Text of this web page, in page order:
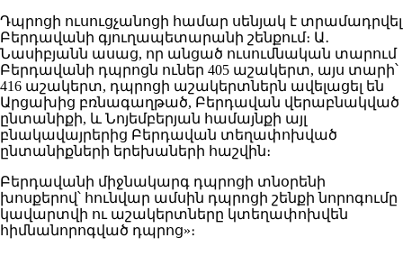
Դպրոցի ուսուցչանոցի համար սենյակ է տրամադրվել
Բերդավանի գյուղապետարանի շենքում։ Ա․
Նասիբյանն ասաց, որ անցած ուսումնական տարում
Բերդավանի դպրոցն ուներ 405 աշակերտ, այս տարի՝
416 աշակերտ, դպրոցի աշակերտներն ավելացել են
Արցախից բռնագաղթած, Բերդավան վերաբնակված
ընտանիքի, և Նոյեմբերյան համայնքի այլ
բնակավայրերից Բերդավան տեղափոխված
ընտանիքների երեխաների հաշվին։
Բերդավանի միջնակարգ դպրոցի տնօրենի
խոսքերով՝ հունվար ամսին դպրոցի շենքի նորոգումը
կավարտվի ու աշակերտները կտեղափոխվեն
հիմնանորոգված դպրոց»։